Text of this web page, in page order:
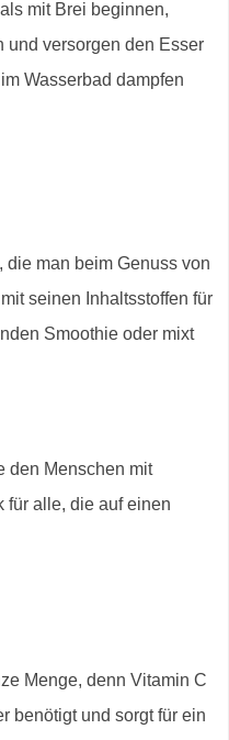
mit Brei beginnen,
und versorgen den Esser
Wasserbad dampfen
man beim Genuss von
seinen Inhaltsstoffen für
Smoothie oder mixt
den Menschen mit
für alle, die auf einen
Menge, denn Vitamin C
benötigt und sorgt für ein